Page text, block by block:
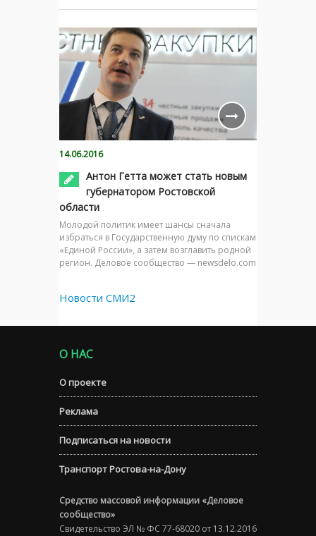
14.06.2016
Антон Гетта может стать новым
губернатором Ростовской
области
Молодой политик имеет шансы сначала
избраться в Государственную думу по спискам
«Единой России», а затем возглавить родной
регион. Деловое сообщество — newsdelo.com
Новости СМИ2
О НАС
О проекте
Реклама
Подписаться на новости
Транспорт Ростова-на-Дону
Средство массовой информации «Деловое
сообщество»
Свидетельство ЭЛ № ФС 77-68020 от 13.12.2016